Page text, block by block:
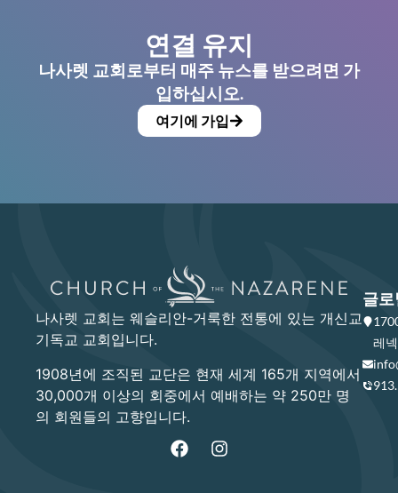
연결 유지
나사렛 교회로부터 매주 뉴스를 받으려면 가
입하십시오.
여기에 가입
나사렛 교회는 웨슬리안-거룩한 전통에 있는 개신교
기독교 교회입니다.
1908년에 조직된 교단은 현재 세계 165개 지역에서
30,000개 이상의 회중에서 예배하는 약 250만 명
의 회원들의 고향입니다.
글로
레